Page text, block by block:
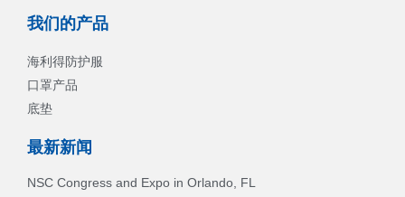
我们的产品
海利得防护服
口罩产品
底垫
最新新闻
NSC Congress and Expo in Orlando, FL